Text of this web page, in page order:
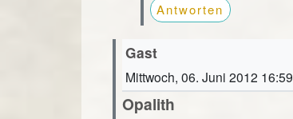
Antworten
Gast
Mittwoch, 06. Juni 2012 16:59
Opalith